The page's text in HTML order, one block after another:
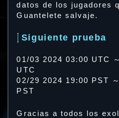
datos de los jugadores
Guantelete salvaje.
Siguiente prueba
01/03 2024 03:00 UTC
UTC
02/29 2024 19:00 PST
PST
Gracias a todos los